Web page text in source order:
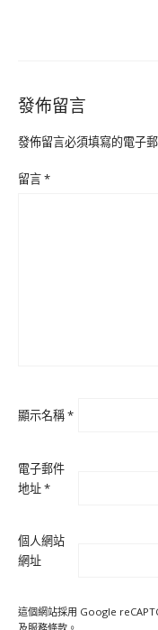
發佈留言
發佈留言必須填寫的電子
留言*
顯示名稱*
電子郵件
地址*
個人網站
網址
這個網站採用 Google